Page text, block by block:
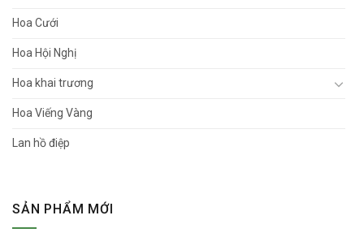
Hoa Cưới
Hoa Hội Nghị
Hoa khai trương
Hoa Viếng Vàng
Lan hồ điệp
SẢN PHẨM MỚI